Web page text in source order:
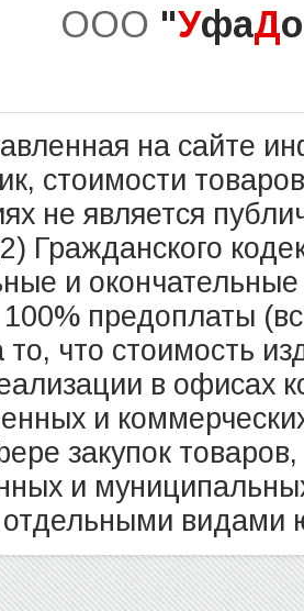
ООО "УфаД
на сайте
стоимости
не является
Гражданского
и
100% предоплаты
что стоимость
в офисах
и
закупок
и
отдельными видами